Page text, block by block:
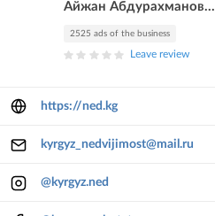
Айжан Абдурахманов...
2525 ads of the business
Leave review
https://ned.kg
kyrgyz_nedvijimost@mail.ru
@kyrgyz.ned